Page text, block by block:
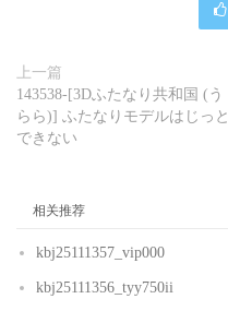
上一篇
143538-[3Dふたなり共和国 (う
らら)] ふたなりモデルはじっと
できない
相关推荐
kbj25111357_vip000
kbj25111356_tyy750ii